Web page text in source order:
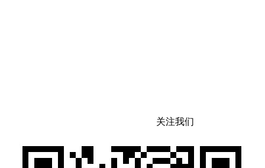
关注我们